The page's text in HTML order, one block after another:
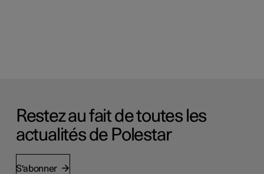
Restez au fait de toutes les
actualités de Polestar
S'abonner